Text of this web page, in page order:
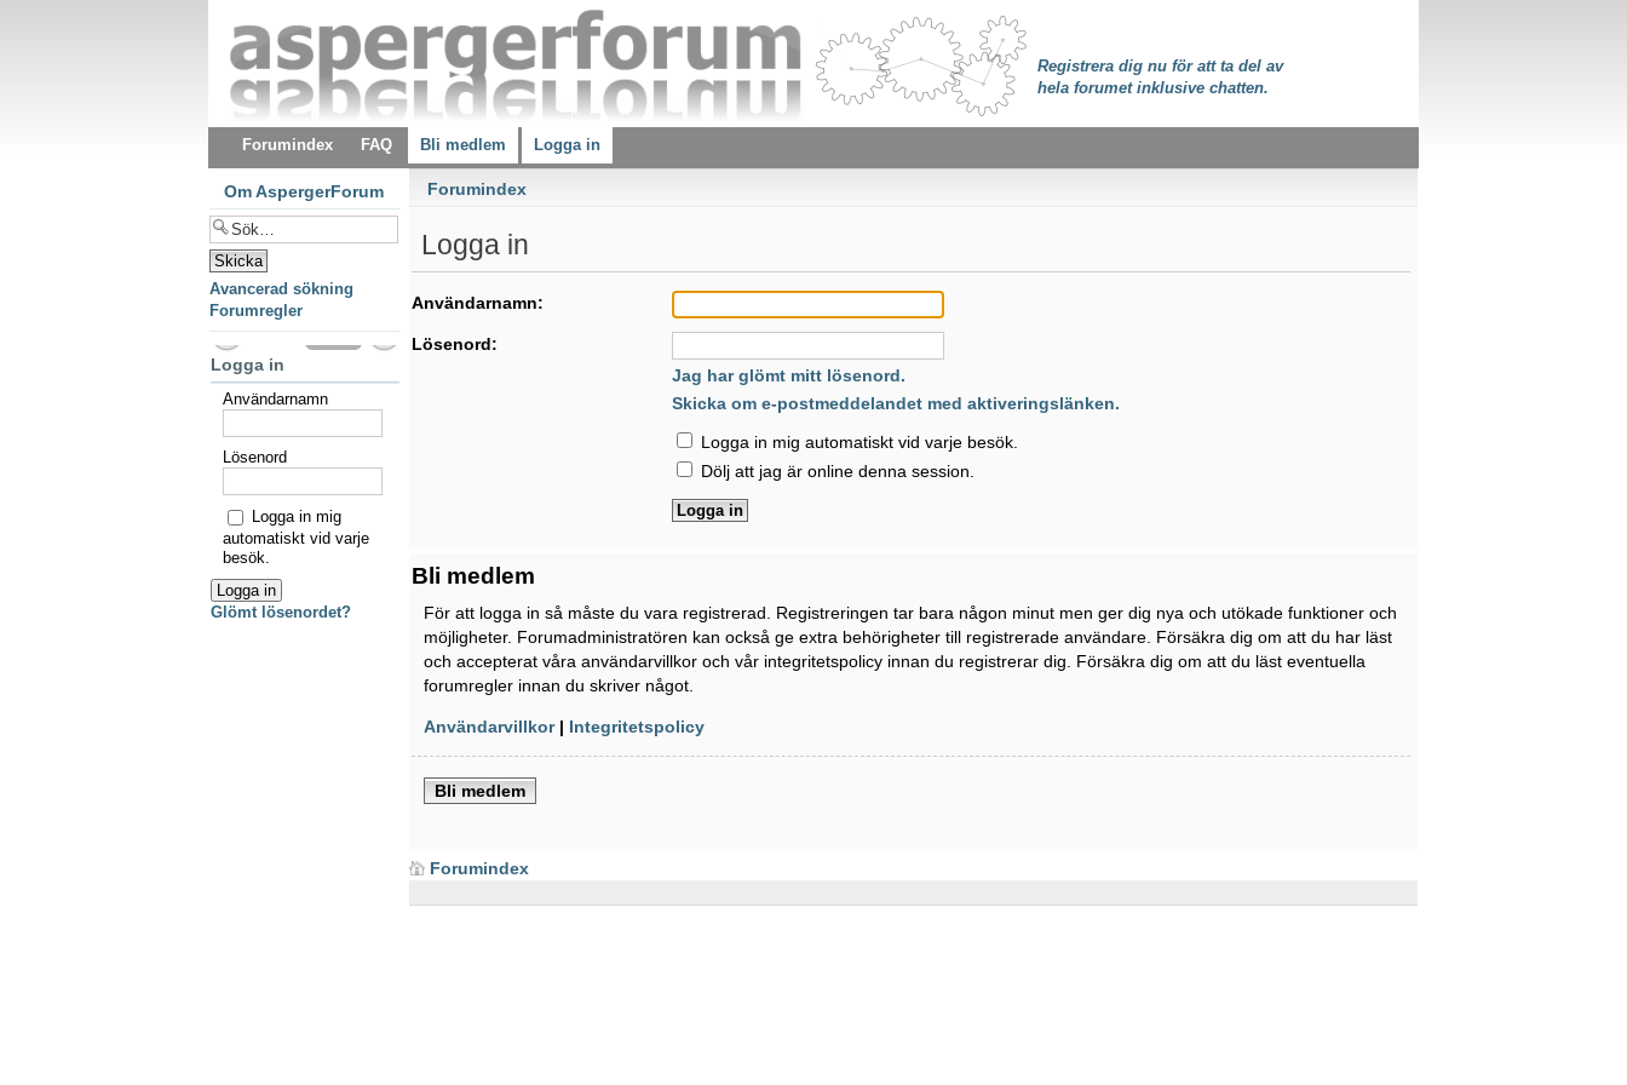
Registrera dig nu för att ta del av
hela forumet inklusive chatten.
Forumindex FAQ Bli medlem Logga in
Forumindex
Logga in
Användarnamn:
Lösenord:
Jag har glömt mitt lösenord.
Skicka om e-postmeddelandet med aktiveringslänken.
Logga in mig automatiskt vid varje besök.
Dölj att jag är online denna session.
Bli medlem
För att logga in så måste du vara registrerad. Registreringen tar bara någon minut men ger dig nya och utökade funktioner och
möjligheter. Forumadministratören kan också ge extra behörigheter till registrerade användare. Försäkra dig om att du har läst
och accepterat våra användarvillkor och vår integritetspolicy innan du registrerar dig. Försäkra dig om att du läst eventuella
forumregler innan du skriver något.
Användarvillkor| Integritetspolicy
Bli medlem
Forumindex
Om AspergerForum
Avancerad sökning
Forumregler
Logga in
Användarnamn
Lösenord
Logga in mig
automatiskt vid varje
besök.
Glömt lösenordet?